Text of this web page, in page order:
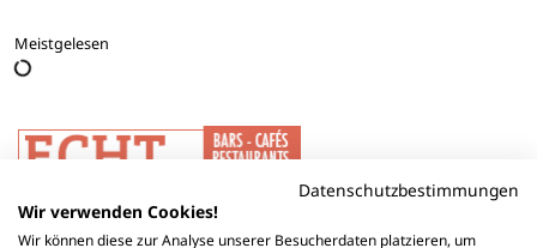
Meistgelesen
Datenschutzbestimmungen
Wir verwenden Cookies!
Wir können diese zur Analyse unserer Besucherdaten platzieren, um